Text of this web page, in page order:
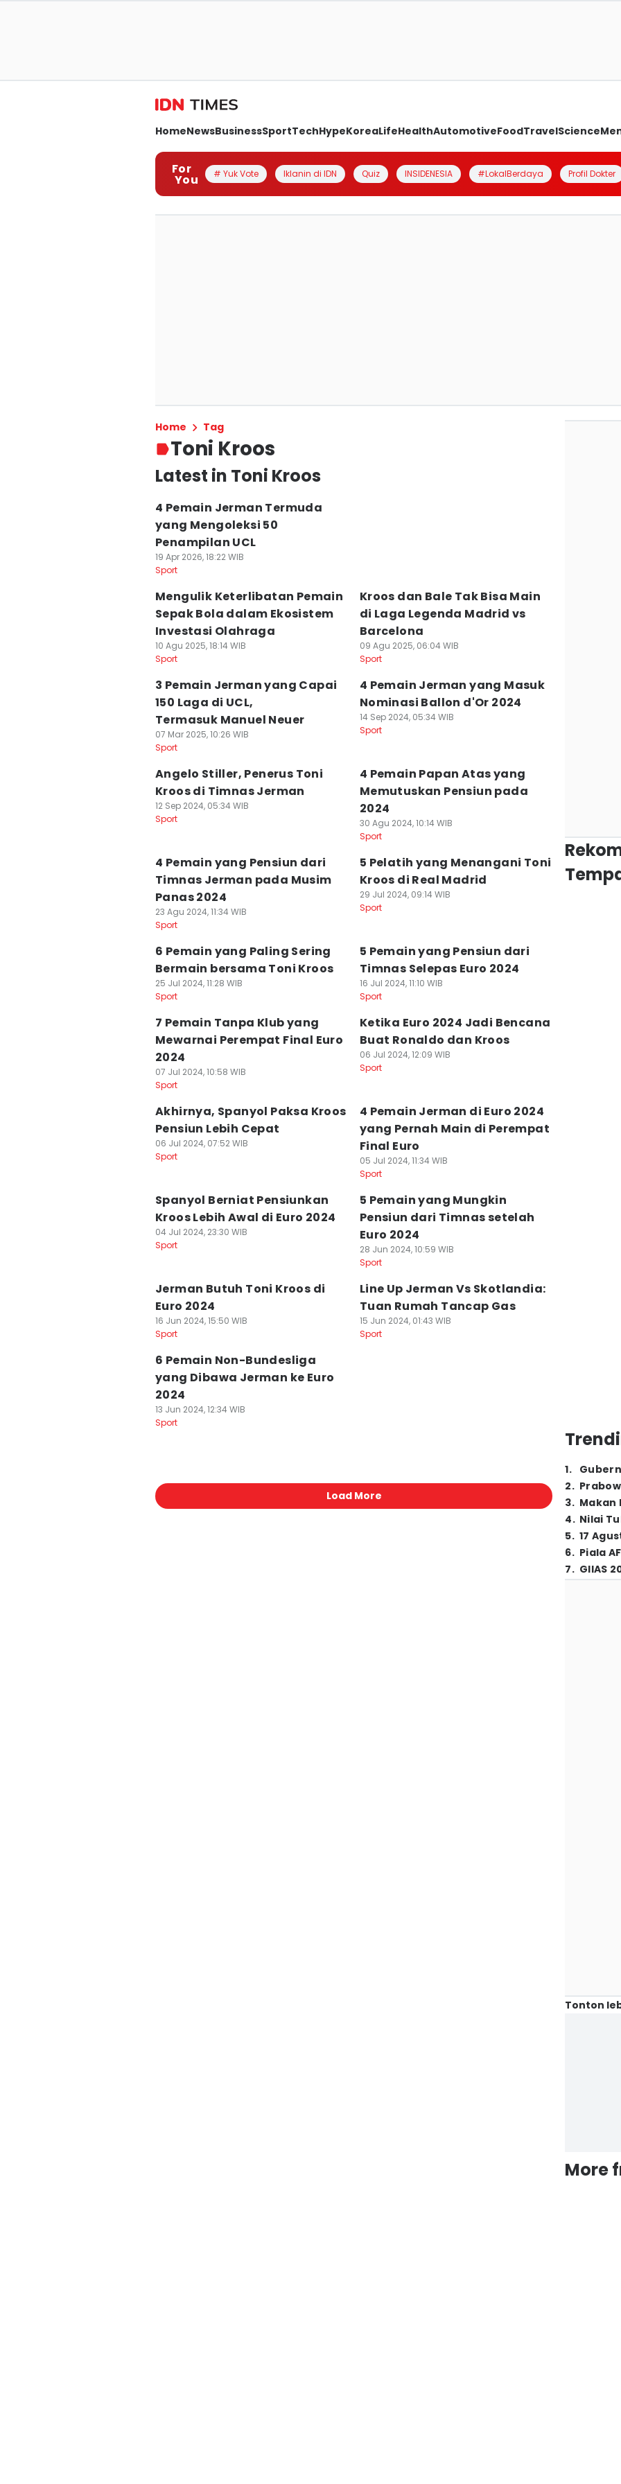
HomeNewsBusinessSportTechHypeKoreaLifeHealthAutomotiveFoodTravelScience
For
You # Yuk Vote Iklanin di IDN Quiz INSIDENESIA #LokalBerdaya Profil Dokter
Home Tag
Toni Kroos
Latest in Toni Kroos
4 Pemain Jerman Termuda
yang Mengoleksi 50
Penampilan UCL
19 Apr 2026, 18:22 WIB
Sport
Mengulik Keterlibatan Pemain
Sepak Bola dalam Ekosistem
Investasi Olahraga
10 Agu 2025, 18:14 WIB
Sport
Kroos dan Bale Tak Bisa Main
di Laga Legenda Madrid vs
Barcelona
09 Agu 2025, 06:04 WIB
Sport
3 Pemain Jerman yang Capai
150 Laga di UCL,
Termasuk Manuel Neuer
07 Mar 2025, 10:26 WIB
Sport
4 Pemain Jerman yang Masuk
Nominasi Ballon d'Or 2024
14 Sep 2024, 05:34 WIB
Sport
Angelo Stiller, Penerus Toni
Kroos di Timnas Jerman
12 Sep 2024, 05:34 WIB
Sport
4 Pemain Papan Atas yang
Memutuskan Pensiun pada
2024
30 Agu 2024, 10:14 WIB
Sport
4 Pemain yang Pensiun dari
Timnas Jerman pada Musim
Panas 2024
23 Agu 2024, 11:34 WIB
Sport
5 Pelatih yang Menangani Toni
Kroos di Real Madrid
29 Jul 2024, 09:14 WIB
Sport
6 Pemain yang Paling Sering
Bermain bersama Toni Kroos
25 Jul 2024, 11:28 WIB
Sport
5 Pemain yang Pensiun dari
Timnas Selepas Euro 2024
16 Jul 2024, 11:10 WIB
Sport
7 Pemain Tanpa Klub yang
Mewarnai Perempat Final Euro
2024
07 Jul 2024, 10:58 WIB
Sport
Ketika Euro 2024 Jadi Bencana
Buat Ronaldo dan Kroos
06 Jul 2024, 12:09 WIB
Sport
Akhirnya, Spanyol Paksa Kroos
Pensiun Lebih Cepat
06 Jul 2024, 07:52 WIB
Sport
4 Pemain Jerman di Euro 2024
yang Pernah Main di Perempat
Final Euro
05 Jul 2024, 11:34 WIB
Sport
Spanyol Berniat Pensiunkan
Kroos Lebih Awal di Euro 2024
04 Jul 2024, 23:30 WIB
Sport
5 Pemain yang Mungkin
Pensiun dari Timnas setelah
Euro 2024
28 Jun 2024, 10:59 WIB
Sport
Jerman Butuh Toni Kroos di
Euro 2024
16 Jun 2024, 15:50 WIB
Sport
Line Up Jerman Vs Skotlandia:
Tuan Rumah Tancap Gas
15 Jun 2024, 01:43 WIB
Sport
6 Pemain Non-Bundesliga
yang Dibawa Jerman ke Euro
2024
13 Jun 2024, 12:34 WIB
Sport
Load More
1.
2.
3. Makan
4. Nilai
5. 17
6. Piala
7. GIIAS
Tonton
More